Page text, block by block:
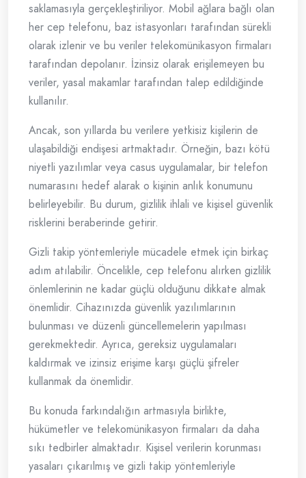
saklamasıyla gerçekleştiriliyor. Mobil ağlara bağlı olan
her cep telefonu, baz istasyonları tarafından sürekli
olarak izlenir ve bu veriler telekomünikasyon firmaları
tarafından depolanır. İzinsiz olarak erişilemeyen bu
veriler, yasal makamlar tarafından talep edildiğinde
kullanılır.
Ancak, son yıllarda bu verilere yetkisiz kişilerin de
ulaşabildiği endişesi artmaktadır. Örneğin, bazı kötü
niyetli yazılımlar veya casus uygulamalar, bir telefon
numarasını hedef alarak o kişinin anlık konumunu
belirleyebilir. Bu durum, gizlilik ihlali ve kişisel güvenlik
risklerini beraberinde getirir.
Gizli takip yöntemleriyle mücadele etmek için birkaç
adım atılabilir. Öncelikle, cep telefonu alırken gizlilik
önlemlerinin ne kadar güçlü olduğunu dikkate almak
önemlidir. Cihazınızda güvenlik yazılımlarının
bulunması ve düzenli güncellemelerin yapılması
gerekmektedir. Ayrıca, gereksiz uygulamaları
kaldırmak ve izinsiz erişime karşı güçlü şifreler
kullanmak da önemlidir.
Bu konuda farkındalığın artmasıyla birlikte,
hükümetler ve telekomünikasyon firmaları da daha
sıkı tedbirler almaktadır. Kişisel verilerin korunması
yasaları çıkarılmış ve gizli takip yöntemleriyle